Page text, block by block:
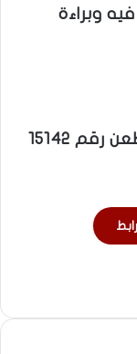
وبراءة
محكمة النقض الدائرة الجنائية الطعن رقم 15142